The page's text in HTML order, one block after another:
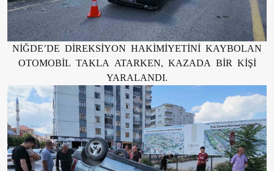
NİĞDE’DE DİREKSİYON HAKİMİYETİNİ KAYBOLAN
OTOMOBİL TAKLA ATARKEN, KAZADA BİR KİŞİ
YARALANDI.